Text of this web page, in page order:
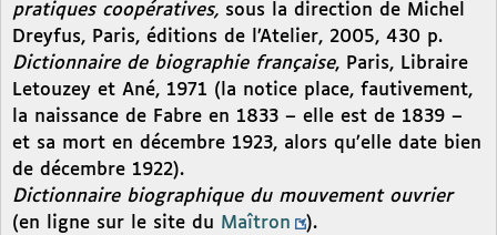
pratiques coopératives, sous la direction de Michel
Dreyfus, Paris, éditions de l’Atelier, 2005, 430 p.
Dictionnaire de biographie française, Paris, Libraire
Letouzey et Ané, 1971 (la notice place, fautivement,
la naissance de Fabre en 1833 – elle est de 1839 –
et sa mort en décembre 1923, alors qu’elle date bien
de décembre 1922).
Dictionnaire biographique du mouvement ouvrier
(en ligne sur le site du Maîtron ).